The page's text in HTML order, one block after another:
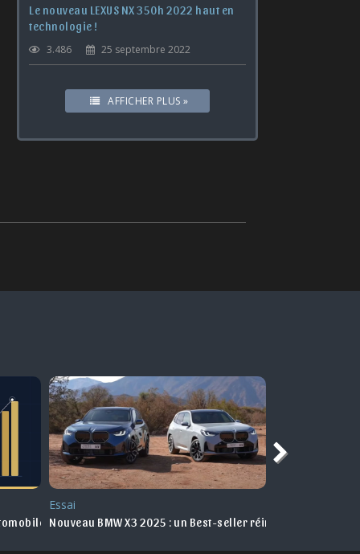
Le nouveau LEXUS NX 350h 2022 haut en
technologie !
3.486
25 septembre 2022
AFFICHER PLUS »
au Maroc en 2025
Essai
Nouveau BMW X3 2025 : un Best-seller réinventé !